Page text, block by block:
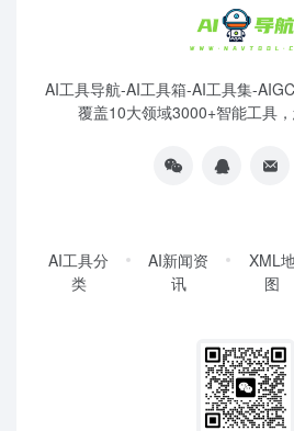
AI工具导航-AI工具箱-AI工具集-
覆盖10大领域3000+智能工具
AI工具分
类
AI新闻资
讯
XML
图